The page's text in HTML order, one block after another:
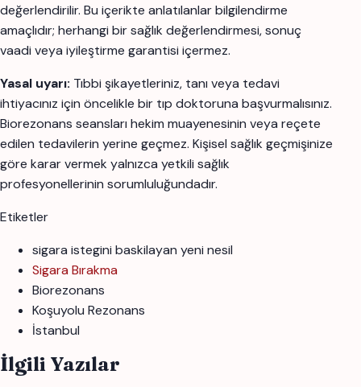
değerlendirilir. Bu içerikte anlatılanlar bilgilendirme
amaçlıdır; herhangi bir sağlık değerlendirmesi, sonuç
vaadi veya iyileştirme garantisi içermez.
Yasal uyarı: Tıbbi şikayetleriniz, tanı veya tedavi
ihtiyacınız için öncelikle bir tıp doktoruna başvurmalısınız.
Biorezonans seansları hekim muayenesinin veya reçete
edilen tedavilerin yerine geçmez. Kişisel sağlık geçmişinize
göre karar vermek yalnızca yetkili sağlık
profesyonellerinin sorumluluğundadır.
Etiketler
sigara istegini baskilayan yeni nesil
Sigara Bırakma
Biorezonans
Koşuyolu Rezonans
İstanbul
İlgili Yazılar